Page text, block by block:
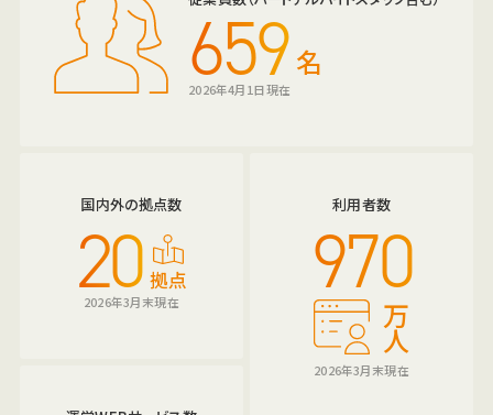
659 名
2026年4月1日現在
国内外の拠点数
20 拠点
2026年3月末現在
利用者数
970
万
人
2026年3月末現在